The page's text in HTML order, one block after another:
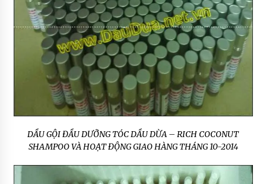
DẦU GỘI ĐẦU DƯỠNG TÓC DẦU DỪA – RICH COCONUT
SHAMPOO VÀ HOẠT ĐỘNG GIAO HÀNG THÁNG 10-2014